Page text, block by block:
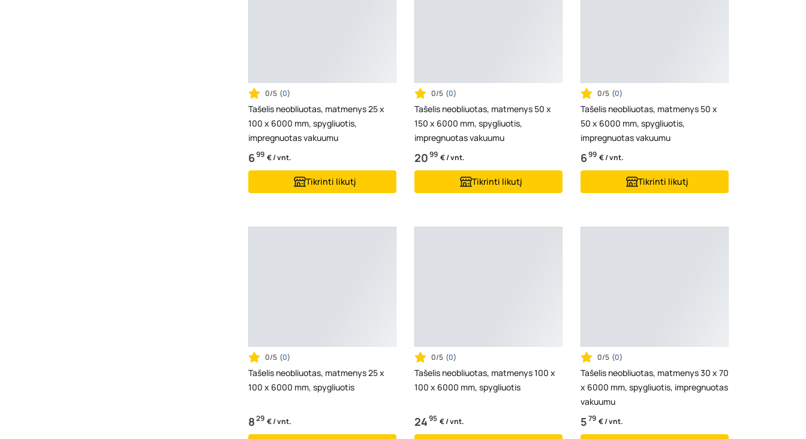
0/5 (0)
Tašelis neobliuotas, matmenys 25 x
100 x 6000 mm, spygliuotis,
impregnuotas vakuumu
699 € / vnt.
Tikrinti likutį
0/5 (0)
Tašelis neobliuotas, matmenys 50 x
150 x 6000 mm, spygliuotis,
impregnuotas vakuumu
2099 € / vnt.
Tikrinti likutį
0/5 (0)
Tašelis neobliuotas, matmenys 50 x
50 x 6000 mm, spygliuotis,
impregnuotas vakuumu
699 € / vnt.
Tikrinti likutį
0/5 (0)
Tašelis neobliuotas, matmenys 25 x
100 x 6000 mm, spygliuotis
829 € / vnt.
0/5 (0)
Tašelis neobliuotas, matmenys 100 x
100 x 6000 mm, spygliuotis
2495 € / vnt.
0/5 (0)
Tašelis neobliuotas, matmenys 30 x 70
x 6000 mm, spygliuotis, impregnuotas
vakuumu
579 € / vnt.